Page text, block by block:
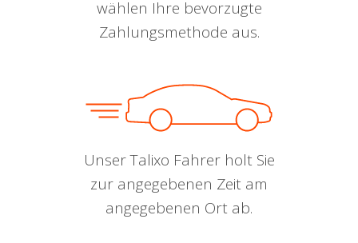
wählen Ihre bevorzugte
Zahlungsmethode aus.
Unser Talixo Fahrer holt Sie
zur angegebenen Zeit am
angegebenen Ort ab.